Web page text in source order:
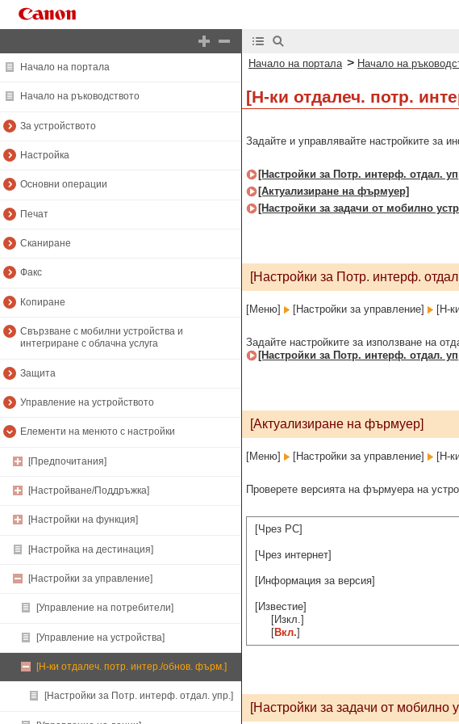
Начало на портала
Начало на ръководството
За устройството
Настройка
Основни операции
Печат
Сканиране
Факс
Копиране
Свързване с мобилни устройства и
интегриране с облачна услуга
Защита
Управление на устройството
Елементи на менюто с настройки
[Предпочитания]
[Настройване/Поддръжка]
[Настройки на функция]
[Настройка на дестинация]
[Настройки за управление]
[Управление на потребители]
[Управление на устройства]
[Н-ки отдалеч. потр. интер./обнов. фърм.]
[Настройки за Потр. интерф. отдал. упр.]
Начало на портала > Начало на
[Н-ки отдалеч. потр.
Задайте и управлявайте настройките за
[Настройки за Потр. интерф. отдал.
[Актуализиране на фърмуер]
[Настройки за задачи от мобилно
[Настройки за Потр. интерф.
[Меню] [Настройки за управление] [Н-
Задайте настройките за използване на
[Настройки за Потр. интерф. отдал.
[Актуализиране на фърмуер]
[Меню] [Настройки за управление] [Н-
Проверете версията на фърмуера на
[Чрез PC]
[Чрез интернет]
[Информация за версия]
[Известие]
[Изкл.]
[Вкл.]
[Настройки за задачи от мобилно